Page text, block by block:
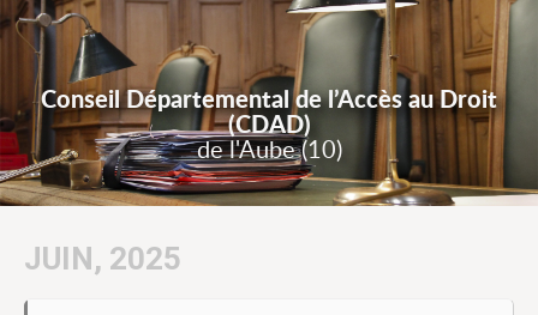
Conseil Départemental de l’Accès au Droit
(CDAD)
de l'Aube (10)
JUIN, 2025